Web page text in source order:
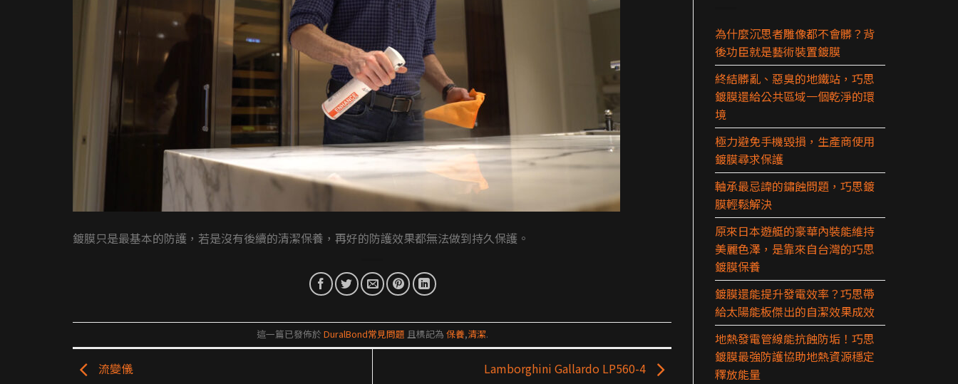
鍍膜只是最基本的防護，若是沒有後續的清潔保養，再好的防護效果都無法做到持久保護。
這一篇已發佈於 DuralBond常見問題 且標記為 保養,清潔.
流變儀 Lamborghini Gallardo LP560-4
為什麼沉思者雕像都不會髒？背
後功臣就是藝術裝置鍍膜
終結髒亂、惡臭的地鐵站，巧思
鍍膜還給公共區域一個乾淨的環
境
極力避免手機毀損，生產商使用
鍍膜尋求保護
軸承最忌諱的鏽蝕問題，巧思鍍
膜輕鬆解決
原來日本遊艇的豪華內裝能維持
美麗色澤，是靠來自台灣的巧思
鍍膜保養
鍍膜還能提升發電效率？巧思帶
給太陽能板傑出的自潔效果成效
地熱發電管線能抗蝕防垢！巧思
鍍膜最強防護協助地熱資源穩定
釋放能量